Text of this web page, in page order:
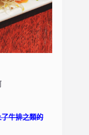
牛排之類的